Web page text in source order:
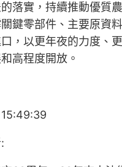
落實，持續推動優質
鍵零部件、主要原資
，以更年夜的力度、
高程度開放。